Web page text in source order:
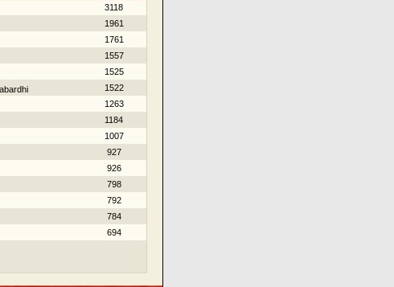
3118
1961
1761
1557
1525
1522
1263
1184
1007
927
926
798
792
784
694